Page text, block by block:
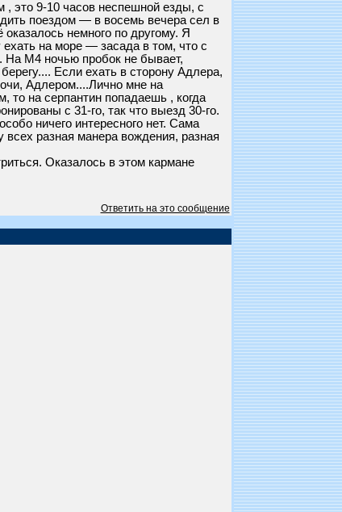
, это 9-10 часов неспешной езды, с
поездом — в восемь вечера сел в
немного по другому. Я
на море — засада в том, что с
На М4 ночью пробок не бывает,
Если ехать в сторону Адлера,
Адлером....Лично мне на
то на серпантин попадаешь , когда
с 31-го, так что выезд 30-го.
ничего интересного нет. Сама
разная манера вождения, разная
Оказалось в этом кармане
Ответить на это сообщение